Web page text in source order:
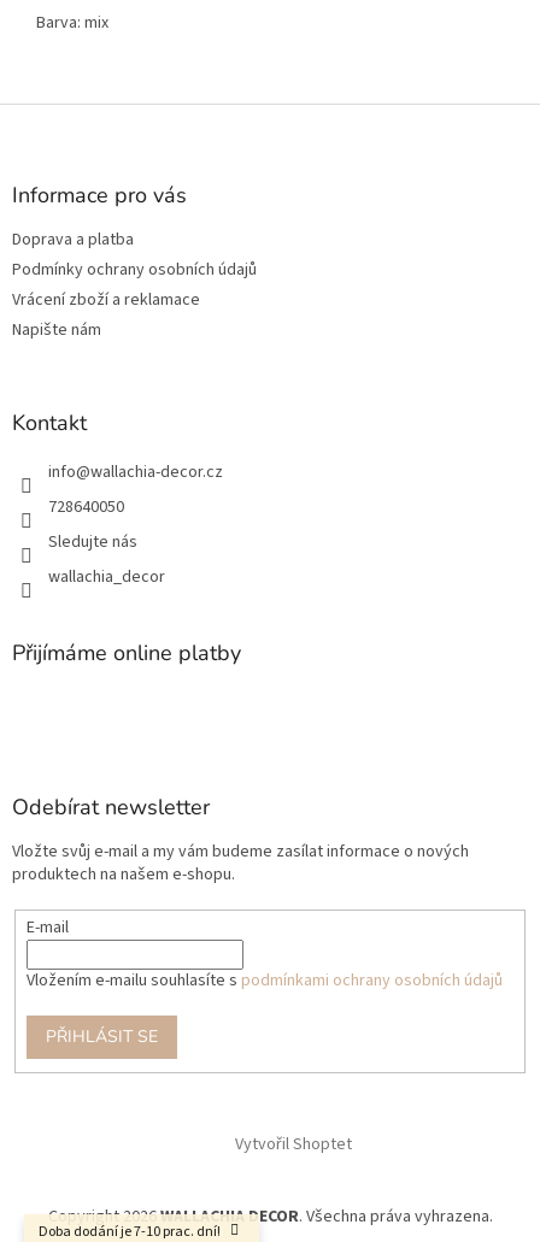
Doba dodání je 7-10 prac. dní!
Barva: mix
Z
Informace pro vás
Doprava a platba
Podmínky ochrany osobních údajů
Vrácení zboží a reklamace
Napište nám
Kontakt
info@wallachia-decor.cz
728640050
Sledujte nás
wallachia_decor
Přijímáme online platby
Odebírat newsletter
Vložte svůj e-mail a my vám budeme zasílat informace o nových
produktech na našem e-shopu.
E-mail
Vložením e-mailu souhlasíte s podmínkami ochrany osobních údajů
PŘIHLÁSIT SE
Vytvořil Shoptet
Copyright 2026WALLACHIA DECOR. Všechna práva vyhrazena.